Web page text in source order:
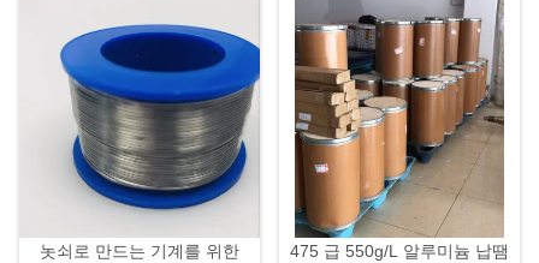
놋쇠로 만드는 기계를 위한
475 급 550g/L 알루미늄 납땜